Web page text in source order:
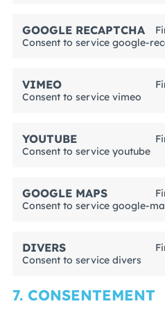
GOOGLE RECAPTCHA
Consent to service google-
VIMEO
Consent to service vimeo
YOUTUBE
Consent to service youtube
GOOGLE MAPS
Consent to service google-
DIVERS
Consent to service divers
7. CONSENTEMENT